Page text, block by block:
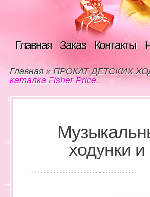
Главная Заказ Контакты
Главная » ПРОКАТ ДЕТСКИХ
каталка Fisher Price.
ходунки